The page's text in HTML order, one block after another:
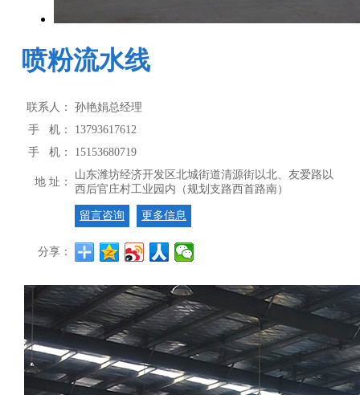
喷粉流水线
联系人：
孙艳娟总经理
手 机：
13793617612
手 机：
15153680719
地 址：
山东潍坊经济开发区北城街道清源街以北、友爱路以
西后官庄村工业园内（规划支路西首路南）
留言咨询 更多信息
分享：